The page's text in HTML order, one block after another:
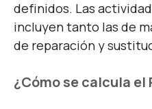
definidos. Las
incluyen tanto las de
de reparación y
¿Cómo se calcula el